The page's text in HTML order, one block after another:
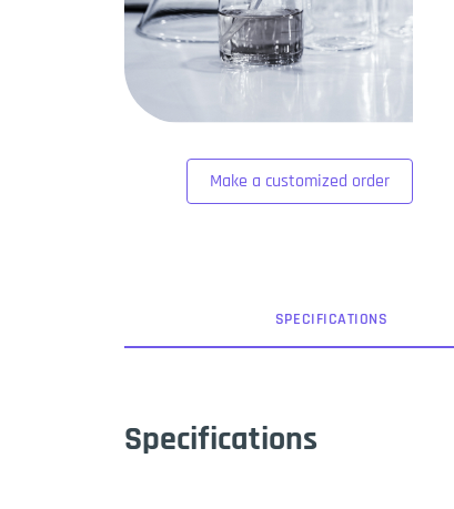
Make a customized order
SPECIFICATIONS
Specifications